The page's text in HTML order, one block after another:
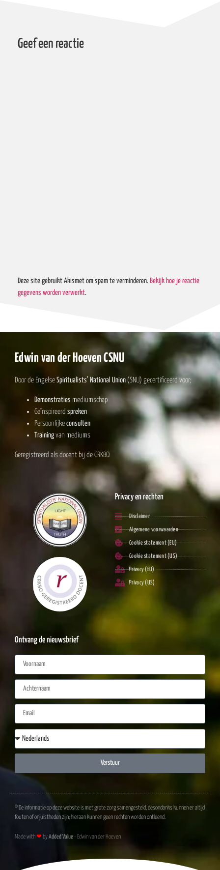
Geef een reactie
Deze site gebruikt Akismet om spam te verminderen. Bekijk hoe je reactie
gegevens worden verwerkt.
Edwin van der Hoeven CSNU
Door de Engelse Spiritualists’ National Union (SNU) gecertificeerd voor;
Demonstraties mediumschap
Geïnspireerd spreken
Persoonlijke consulten
Training van mediums
Geregistreerd als docent bij de CRKBO.
Privacy en rechten
Disclaimer
Algemene voorwaarden
Cookie statement (EU)
Cookie statement (US)
Privacy (EU)
Privacy (US)
Ontvang de nieuwsbrief
Verstuur
© De informatie op deze website is met grote zorg samengesteld, desondanks kunnen er altijd
fouten of onjuistheden zijn; hieraan kunnen geen rechten worden ontleend.
Made with❤ byAdded Value- Edwin van der Hoeven